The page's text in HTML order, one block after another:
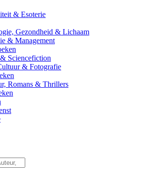
& Esoterie
Gezondheid & Lichaam
& Management
Sciencefiction
& Fotografie
Romans & Thrillers